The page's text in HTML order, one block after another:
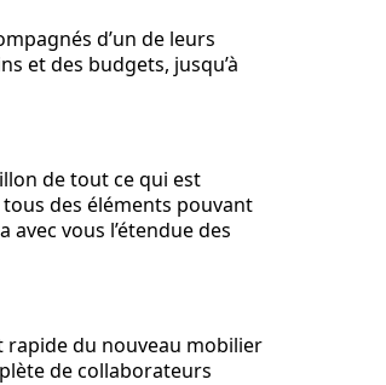
d’un de leurs
et des budgets, jusqu’à
de tout ce qui est
des éléments pouvant
vous l’étendue des
rapide du nouveau mobilier
de collaborateurs